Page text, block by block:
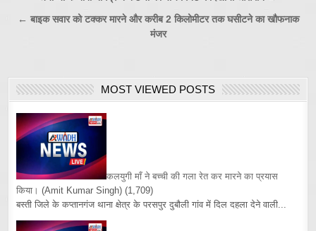
navigation
← बाइक सवार को टक्कर मारने और करीब 2 किलोमीटर तक घसीटने का खौफनाक
मंजर
MOST VIEWED POSTS
कलयुगी माँ ने बच्ची की गला रेत कर मारने का प्रयास
किया। (Amit Kumar Singh) (1,709)
बस्ती जिले के कप्तानगंज थाना क्षेत्र के परसपुर दुबौली गांव में दिल दहला देने वाली...